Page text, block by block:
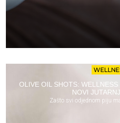
OLIVE OIL SHOTS:
NOVI
Zašto svi odjednom piju